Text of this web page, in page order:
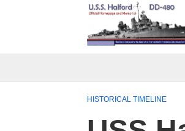
HISTORICAL TIMELINE